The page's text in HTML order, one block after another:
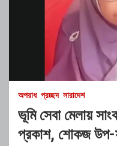
অপরাধ প্রচ্ছদ সারাদেশ
ভূমি সেবা মেলায়
প্রকাশ, শোকজ উপ-